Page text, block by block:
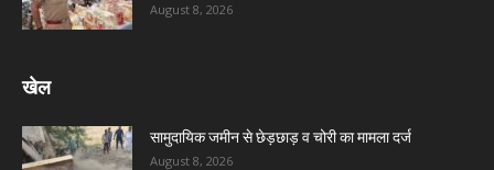
August 8, 2026
खेल
सामुदायिक जमीन से छेड़छाड़ व चोरी का मामला दर्ज
August 8, 2026